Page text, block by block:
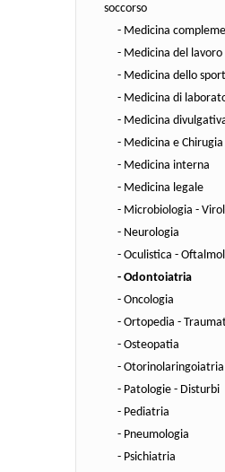
soccorso
- Medicina
- Medicina del lavoro
- Medicina dello sport
- Medicina di
- Medicina
- Medicina e
- Medicina interna
- Medicina legale
- Microbiologia -
- Neurologia
- Oculistica -
- Odontoiatria
- Oncologia
- Ortopedia -
- Osteopatia
- Otorinolaringoiatria
- Patologie - Disturbi
- Pediatria
- Pneumologia
- Psichiatria